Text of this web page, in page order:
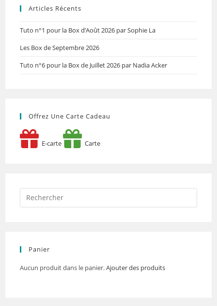
Articles Récents
Tuto n°1 pour la Box d’Août 2026 par Sophie La
Les Box de Septembre 2026
Tuto n°6 pour la Box de Juillet 2026 par Nadia Acker
Offrez Une Carte Cadeau
E-carte Carte
Panier
Aucun produit dans le panier.Ajouter des produits